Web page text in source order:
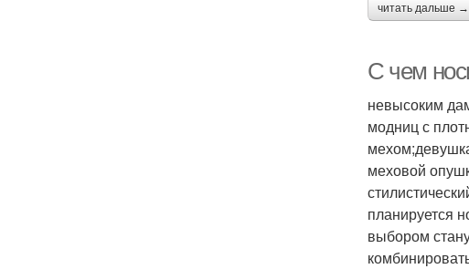
читать дальше →
С чем
невысоким
модниц с
меховой
планируется
выбором